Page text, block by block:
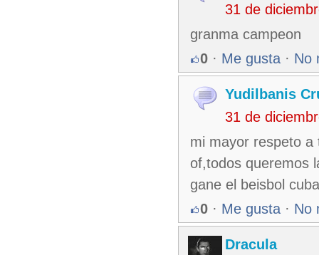
31 de
granma campeon
0 · Me gusta · No
Yudilbanis
31 de
mi mayor respeto a
of,todos queremos
gane el beisbol
0 · Me gusta · No
Dracula